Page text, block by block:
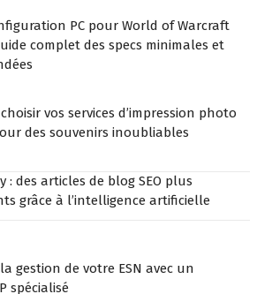
PC pour World of Warcraft
complet des specs minimales et
vos services d’impression photo
des souvenirs inoubliables
: des articles de blog SEO plus
grâce à l’intelligence artificielle
gestion de votre ESN avec un
spécialisé